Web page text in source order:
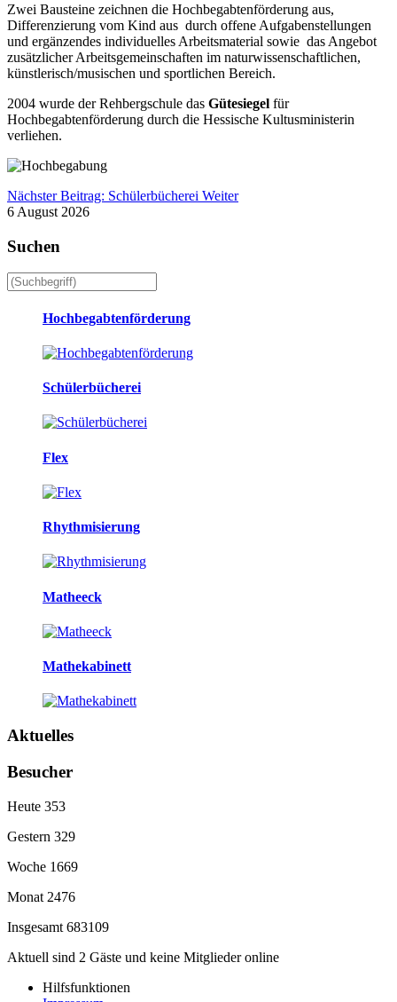
Zwei Bausteine zeichnen die Hochbegabtenförderung aus,
Differenzierung vom Kind aus durch offene Aufgabenstellungen
und ergänzendes individuelles Arbeitsmaterial sowie das Angebot
zusätzlicher Arbeitsgemeinschaften im naturwissenschaftlichen,
künstlerisch/musischen und sportlichen Bereich.
2004 wurde der Rehbergschule das Gütesiegel für
Hochbegabtenförderung durch die Hessische Kultusministerin
verliehen.
Nächster Beitrag: Schülerbücherei Weiter
6 August 2026
Suchen
Hochbegabtenförderung
Schülerbücherei
Flex
Rhythmisierung
Matheeck
Mathekabinett
Aktuelles
Besucher
Heute 353
Gestern 329
Woche 1669
Monat 2476
Insgesamt 683109
Aktuell sind 2 Gäste und keine Mitglieder online
Hilfsfunktionen